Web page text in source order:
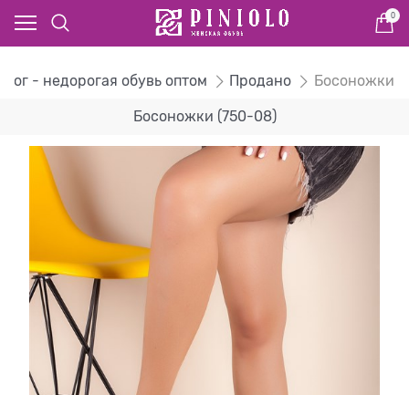
0
- недорогая обувь оптом Продано Босоножки
Босоножки (750-08)